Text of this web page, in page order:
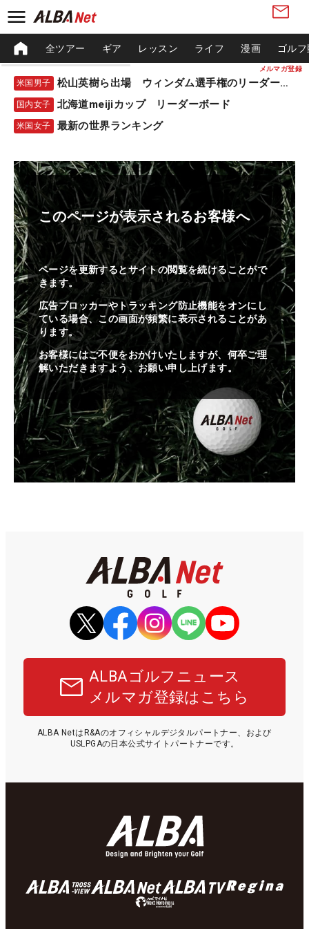
メルマガ登録
全ツアー ギア レッスン ライフ 漫画 ゴル
米国男子 松山英樹ら出場 ウィンダム選手権のリーダーボード
国内女子 北海道meijiカップ リーダーボード
米国女子 最新の世界ランキング
このページが表示されるお客様へ
ページを更新するとサイトの閲覧を続けることがで
きます。
広告ブロッカーやトラッキング防止機能をオンにし
ている場合、この画面が頻繁に表示されることがあ
ります。
お客様にはご不便をおかけいたしますが、何卒ご理
解いただきますよう、お願い申し上げます。
ALBAゴルフニュース
メルマガ登録はこちら
ALBA NetはR&Aのオフィシャルデジタルパートナー、および
USLPGAの日本公式サイトパートナーです。